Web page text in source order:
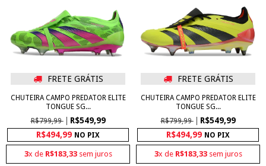
FRETE GRÁTIS
CHUTEIRA CAMPO PREDATOR ELITE
TONGUE SG...
R$799,99
R$549,99
R$494,99 NO PIX
3x de R$183,33sem juros
FRETE GRÁTIS
CHUTEIRA CAMPO PREDATOR ELITE
TONGUE SG...
R$799,99
R$549,99
R$494,99 NO PIX
3x de R$183,33sem juros